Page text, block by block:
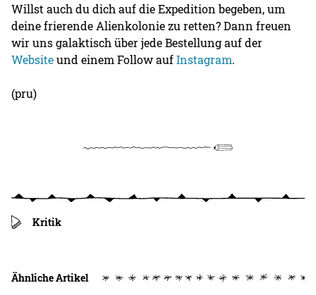
Willst auch du dich auf die Expedition begeben, um
deine frierende Alienkolonie zu retten? Dann freuen
wir uns galaktisch über jede Bestellung auf der
Websiteund einem Follow aufInstagram.
(pru)
Kritik
Ähnliche Artikel